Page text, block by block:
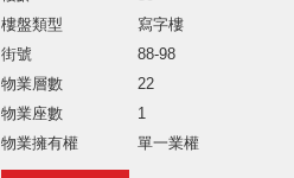
樓盤類型
寫字樓
街號
88-98
物業層數
22
物業座數
1
物業擁有權
單一業權